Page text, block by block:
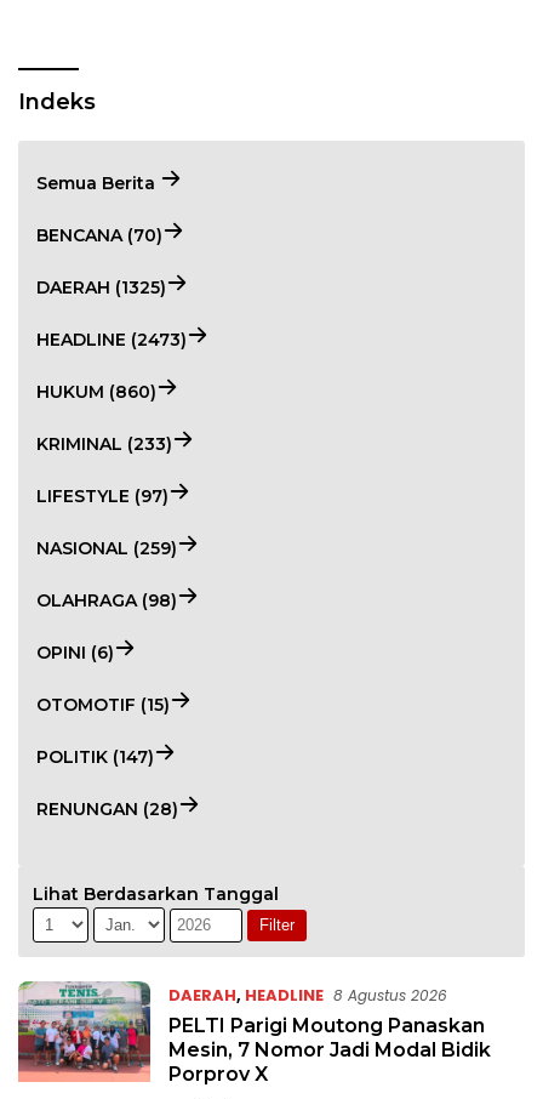
Indeks
Semua Berita
BENCANA (70)
DAERAH (1325)
HEADLINE (2473)
HUKUM (860)
KRIMINAL (233)
LIFESTYLE (97)
NASIONAL (259)
OLAHRAGA (98)
OPINI (6)
OTOMOTIF (15)
POLITIK (147)
RENUNGAN (28)
Lihat Berdasarkan Tanggal
DAERAH, HEADLINE 8 Agustus 2026
PELTI Parigi Moutong Panaskan
Mesin, 7 Nomor Jadi Modal Bidik
Porprov X